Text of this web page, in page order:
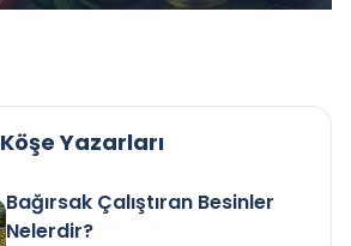
Köşe Yazarları
Bağırsak Çalıştıran Besinler
Nelerdir?